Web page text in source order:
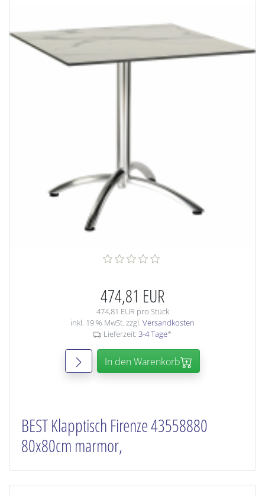
474,81 EUR
474,81 EUR pro Stück
inkl. 19 % MwSt. zzgl. Versandkosten
Lieferzeit: 3-4 Tage*
In den Warenkorb
BEST Klapptisch Firenze 43558880
80x80cm marmor,